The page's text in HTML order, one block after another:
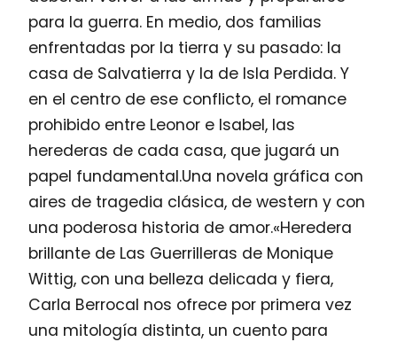
para la guerra. En medio, dos familias
enfrentadas por la tierra y su pasado: la
casa de Salvatierra y la de Isla Perdida. Y
en el centro de ese conflicto, el romance
prohibido entre Leonor e Isabel, las
herederas de cada casa, que jugará un
papel fundamental.Una novela gráfica con
aires de tragedia clásica, de western y con
una poderosa historia de amor.«Heredera
brillante de Las Guerrilleras de Monique
Wittig, con una belleza delicada y fiera,
Carla Berrocal nos ofrece por primera vez
una mitología distinta, un cuento para